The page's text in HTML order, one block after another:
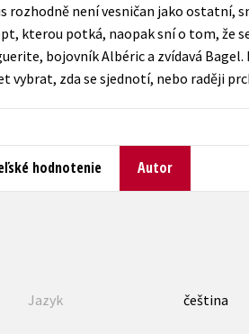
Humanitné a spoločenské vedy
Kariéra a osobný rozvoj
rozhodně není vesničan jako ostatní,
kterou potká, naopak sní o tom, že
bojovník Albéric a zvídavá
vybrat, zda se sjednotí, nebo raději
hodnotenie Autor
Jazyk čeština